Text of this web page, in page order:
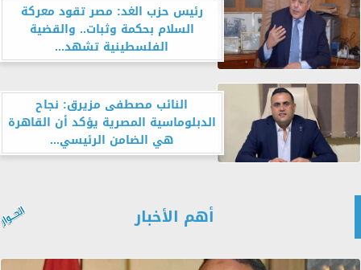
رئيس حزب الغد: مصر تقود معركة
السلام بحكمة وثبات.. والقضية
الفلسطينية تشهد...
النائب مصطفى مزيرق: نجاح
الدبلوماسية المصرية يؤكد أن القاهرة
هي الضامن الرئيسي...
أهم الأخبار